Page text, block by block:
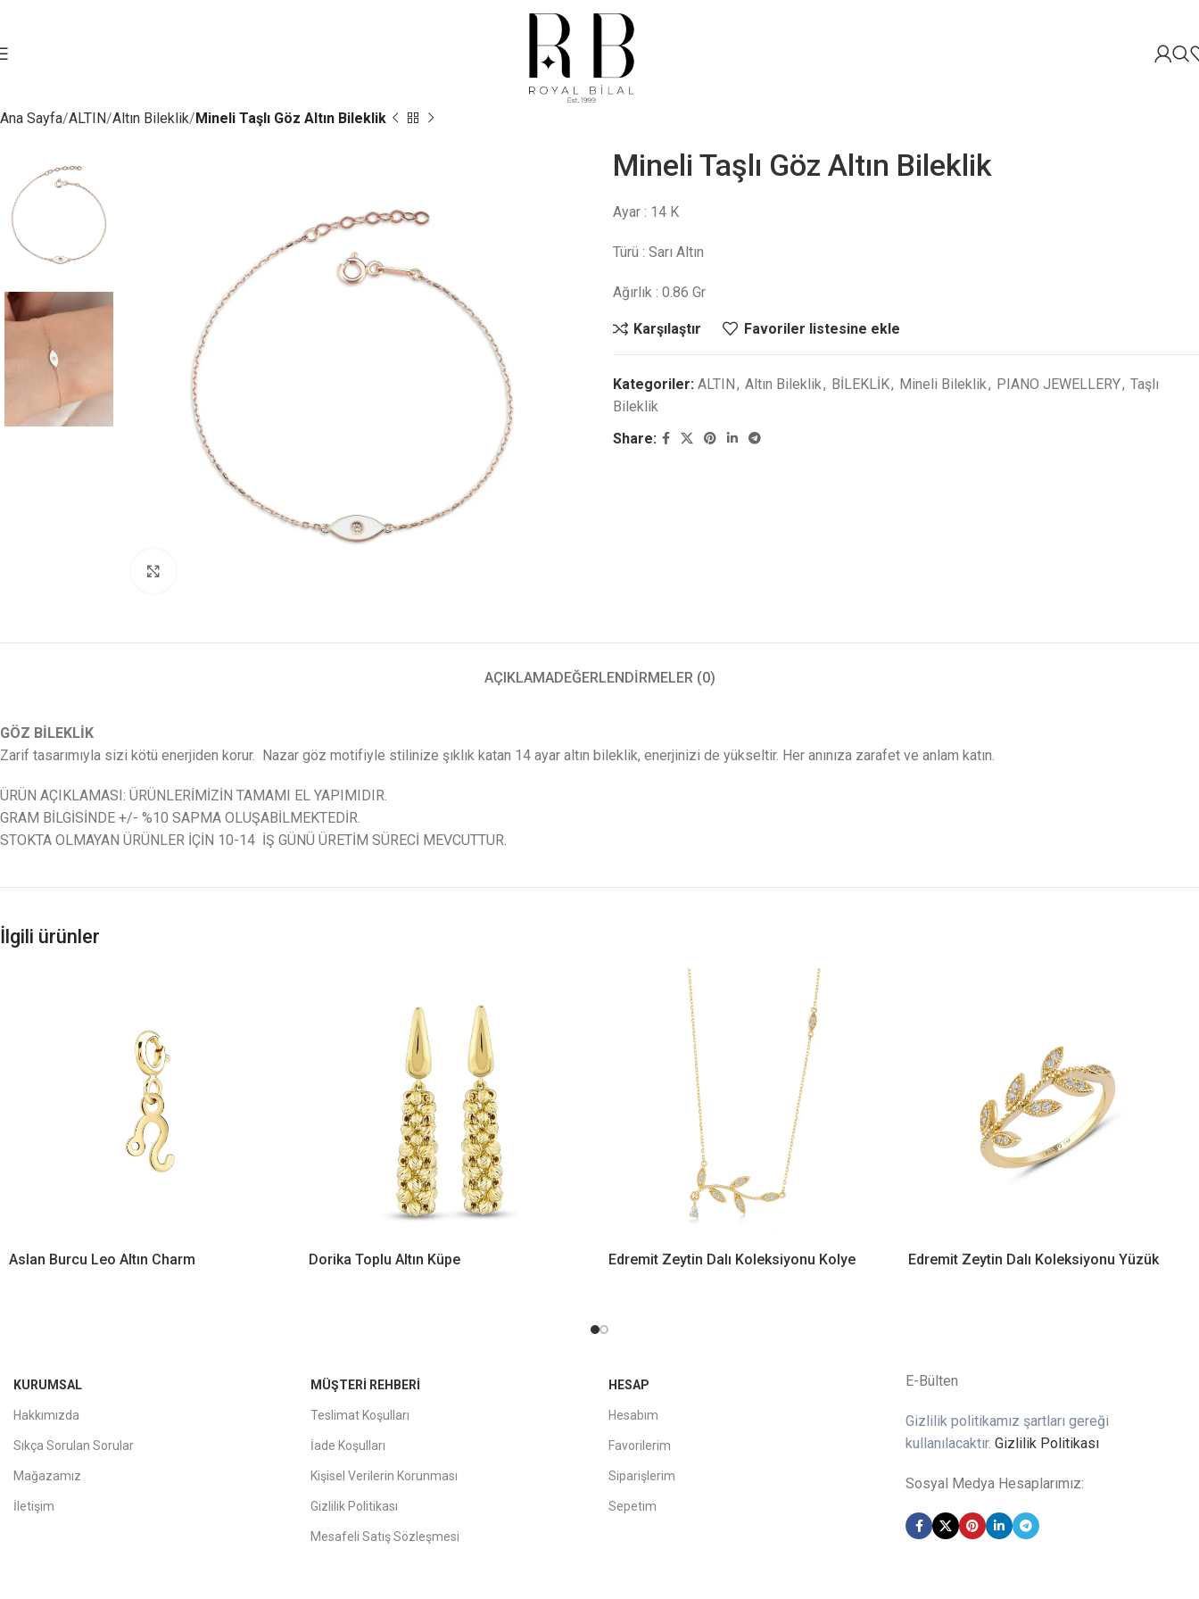
Ana Sayfa ALTIN Altın Bileklik Mineli Taşlı Göz Altın Bileklik
Mineli Taşlı Göz Altın Bileklik
Ayar : 14 K
Türü : Sarı Altın
Ağırlık : 0.86 Gr
Karşılaştır Favoriler listesine ekle
Kategoriler: ALTIN, Altın Bileklik, BİLEKLİK, Mineli Bileklik, PIANO JEWELLERY, Taşlı
Bileklik
Share:
AÇIKLAMADEĞERLENDIRMELER (0)
GÖZ BİLEKLİK
Zarif tasarımıyla sizi kötü enerjiden korur. Nazar göz motifiyle stilinize şıklık katan 14 ayar altın bileklik, enerjinizi de yükseltir. Her anınıza zarafet ve anlam katın.
ÜRÜN AÇIKLAMASI: ÜRÜNLERİMİZİN TAMAMI EL YAPIMIDIR.
GRAM BİLGİSİNDE +/- %10 SAPMA OLUŞABİLMEKTEDİR.
STOKTA OLMAYAN ÜRÜNLER İÇİN 10-14 İŞ GÜNÜ ÜRETİM SÜRECİ MEVCUTTUR.
İlgili ürünler
Aslan Burcu Leo Altın Charm Dorika Toplu Altın Küpe Edremit Zeytin Dalı Koleksiyonu Kolye Edremit Zeytin Dalı Koleksiyonu Yüzük
KURUMSAL
Hakkımızda
Sıkça Sorulan Sorular
Mağazamız
İletişim
MÜŞTERI REHBERI
Teslimat Koşulları
İade Koşulları
Kişisel Verilerin Korunması
Gizlilik Politikası
Mesafeli Satış Sözleşmesi
HESAP
Hesabım
Favorilerim
Siparişlerim
Sepetim
E-Bülten
Gizlilik politikamız şartları gereği
kullanılacaktır.Gizlilik Politikası
Sosyal Medya Hesaplarımız: